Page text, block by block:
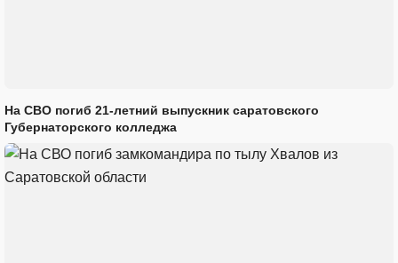
На СВО погиб 21-летний выпускник саратовского
Губернаторского колледжа